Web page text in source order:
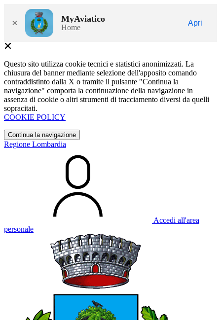
× MyAviatico
Home
Apri
Questo sito utilizza cookie tecnici e statistici anonimizzati. La
chiusura del banner mediante selezione dell'apposito comando
contraddistinto dalla X o tramite il pulsante "Continua la
navigazione" comporta la continuazione della navigazione in
assenza di cookie o altri strumenti di tracciamento diversi da quelli
sopracitati.
COOKIE POLICY
Continua la navigazione
Regione Lombardia
Accedi all'area
personale